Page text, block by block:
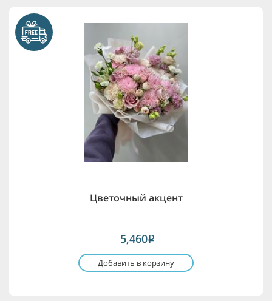
Цветочный акцент
5,460i
Добавить в корзину